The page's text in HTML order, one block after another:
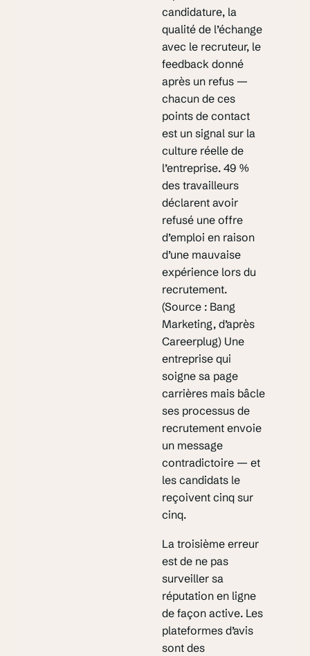
candidature, la
qualité de l’échange
avec le recruteur, le
feedback donné
après un refus —
chacun de ces
points de contact
est un signal sur la
culture réelle de
l’entreprise. 49 %
des travailleurs
déclarent avoir
refusé une offre
d’emploi en raison
d’une mauvaise
expérience lors du
recrutement.
(Source : Bang
Marketing, d’après
Careerplug) Une
entreprise qui
soigne sa page
carrières mais bâcle
ses processus de
recrutement envoie
un message
contradictoire — et
les candidats le
reçoivent cinq sur
cinq.
La troisième erreur
est de ne pas
surveiller sa
réputation en ligne
de façon active. Les
plateformes d’avis
sont des